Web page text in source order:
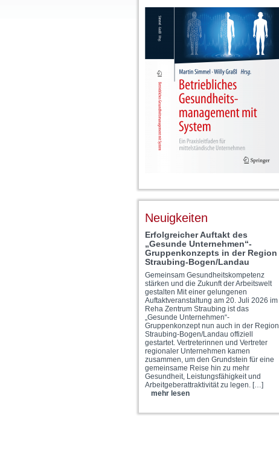
Neuigkeiten
Erfolgreicher Auftakt des
„Gesunde Unternehmen“-
Gruppenkonzepts in der Region
Straubing-Bogen/Landau
Gemeinsam Gesundheitskompetenz
stärken und die Zukunft der Arbeitswelt
gestalten Mit einer gelungenen
Auftaktveranstaltung am 20. Juli 2026 im
Reha Zentrum Straubing ist das
„Gesunde Unternehmen“-
Gruppenkonzept nun auch in der Region
Straubing-Bogen/Landau offiziell
gestartet. Vertreterinnen und Vertreter
regionaler Unternehmen kamen
zusammen, um den Grundstein für eine
gemeinsame Reise hin zu mehr
Gesundheit, Leistungsfähigkeit und
Arbeitgeberattraktivität zu legen. […]
mehr lesen